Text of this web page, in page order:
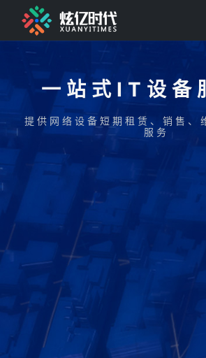
一站式IT设备
提供网络设备短期租赁、销售、
服务